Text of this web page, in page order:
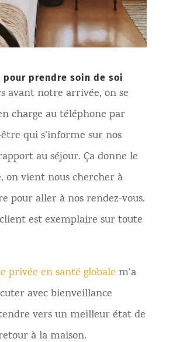
pour prendre soin de soi
avant notre arrivée, on se
charge au téléphone par
qui s’informe sur nos
au séjour. Ça donne le
on vient nous chercher à
pour aller à nos rendez-vous.
est exemplaire sur toute
privée en santé globale m’a
avec bienveillance
vers un meilleur état de
à la maison.